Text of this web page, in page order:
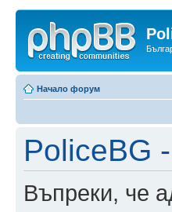
Начало форум
PoliceBG
Въпреки, че